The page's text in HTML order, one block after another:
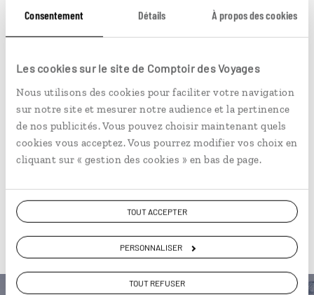
Consentement Détails À propos des cookies
Les cookies sur le site de Comptoir des Voyages
Nous utilisons des cookies pour faciliter votre navigation
sur notre site et mesurer notre audience et la pertinence
de nos publicités. Vous pouvez choisir maintenant quels
cookies vous acceptez. Vous pourrez modifier vos choix en
cliquant sur « gestion des cookies » en bas de page.
TOUT ACCEPTER
PERSONNALISER
TOUT REFUSER
Des Indes aux
Maldives
Circuit entre le Sud de l’Inde et les plages
paradisiaques des Maldives.
13 jours / 12 nuits
à partir de 4300€